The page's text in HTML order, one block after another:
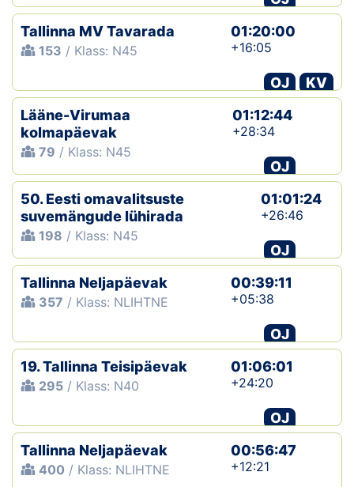
Tallinna MV Tavarada
153 / Klass: N45
01:20:00
+16:05
OJ
KV
Lääne-Virumaa
kolmapäevak
79 / Klass: N45
01:12:44
+28:34
OJ
50. Eesti omavalitsuste
suvemängude lühirada
198 / Klass: N45
01:01:24
+26:46
OJ
Tallinna Neljapäevak
357 / Klass: NLIHTNE
00:39:11
+05:38
OJ
19. Tallinna Teisipäevak
295 / Klass: N40
01:06:01
+24:20
OJ
Tallinna Neljapäevak
400 / Klass: NLIHTNE
00:56:47
+12:21